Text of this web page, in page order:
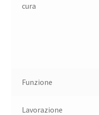
cura
Funzione
Lavorazione